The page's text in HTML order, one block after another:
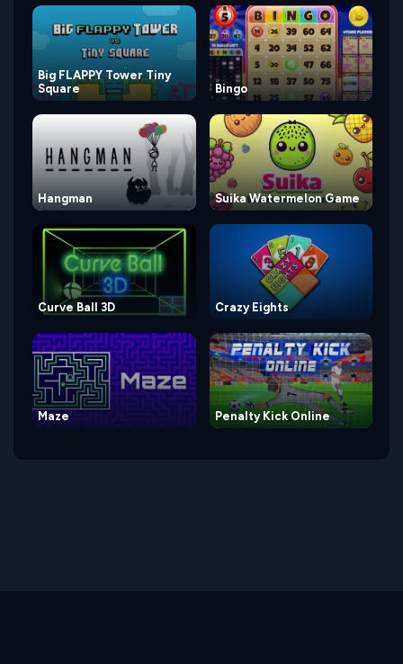
Big FLAPPY Tower Tiny
Square
Bingo
Hangman Suika Watermelon Game
Curve Ball 3D Crazy Eights
Maze Penalty Kick Online